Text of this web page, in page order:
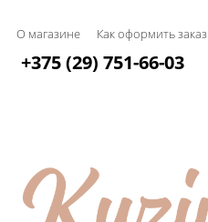
О магазине Как оформить заказ
+375 (29) 751-66-03